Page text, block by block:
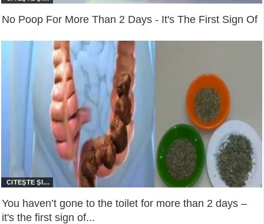
No Poop For More Than 2 Days - It's The First Sign Of
You haven’t gone to the toilet for more than 2 days –
it's the first sign of...